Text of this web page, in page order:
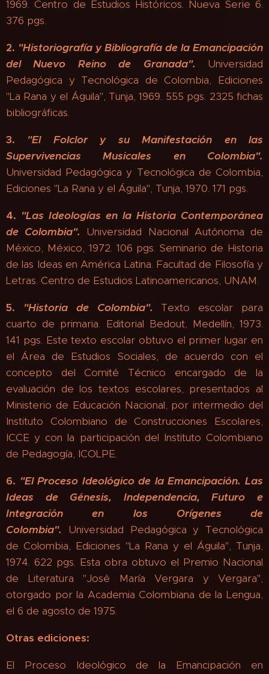
1969. Centro de Estudios Históricos. Nueva Serie 6.
376 pgs.
2. "Historiografía y Bibliografía de la Emancipación
del Nuevo Reino de Granada". Universidad
Pedagógica y Tecnológica de Colombia, Ediciones
"La Rana y el Águila", Tunja, 1969. 555 pgs. 2325 fichas
bibliográficas.
3. "El Folclor y su Manifestación en las
Supervivencias Musicales en Colombia".
Universidad Pedagógica y Tecnológica de Colombia,
Ediciones "La Rana y el Águila", Tunja, 1970. 171 pgs.
4. "Las Ideologías en la Historia Contemporánea
de Colombia". Universidad Nacional Autónoma de
México, México, 1972. 106 pgs. Seminario de Historia
de las Ideas en América Latina. Facultad de Filosofía y
Letras. Centro de Estudios Latinoamericanos, UNAM.
5. "Historia de Colombia".
Texto escolar para
cuarto de primaria. Editorial Bedout, Medellín, 1973.
141 pgs. Este texto escolar obtuvo el primer lugar en
el Área de Estudios Sociales, de acuerdo con el
concepto del Comité Técnico encargado de la
evaluación de los textos escolares, presentados al
Ministerio de Educación Nacional, por intermedio del
Instituto Colombiano de Construcciones Escolares,
ICCE y con la participación del Instituto Colombiano
de Pedagogía, ICOLPE.
6. "El Proceso Ideológico de la Emancipación. Las
Ideas de Génesis, Independencia, Futuro e
Integración en los Orígenes de
Colombia". Universidad Pedagógica y Tecnológica
de Colombia, Ediciones "La Rana y el Águila", Tunja,
1974. 622 pgs. Esta obra obtuvo el Premio Nacional
de Literatura "José María Vergara y Vergara",
otorgado por la Academia Colombiana de la Lengua,
el 6 de agosto de 1975.
Otras ediciones:
El Proceso Ideológico de la Emancipación en